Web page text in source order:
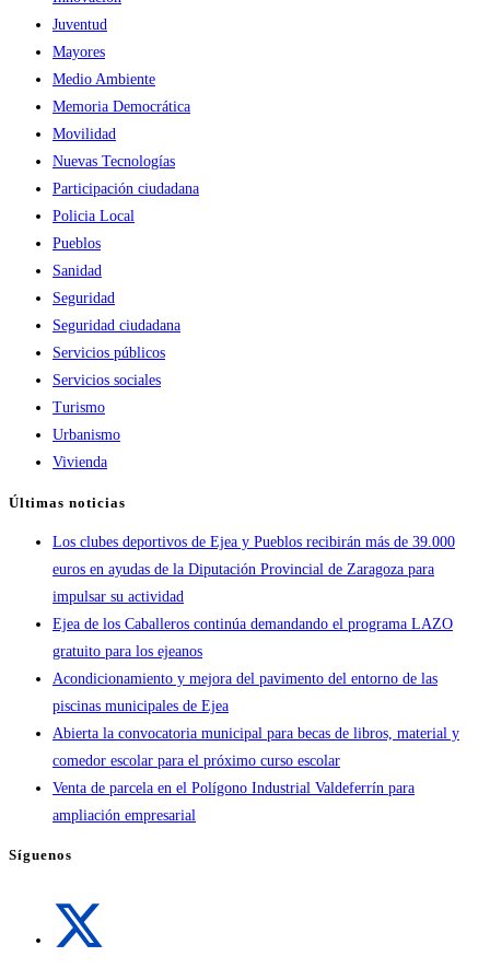
Juventud
Mayores
Medio Ambiente
Memoria Democrática
Movilidad
Nuevas Tecnologías
Participación ciudadana
Policia Local
Pueblos
Sanidad
Seguridad
Seguridad ciudadana
Servicios públicos
Servicios sociales
Turismo
Urbanismo
Vivienda
Últimas noticias
Los clubes deportivos de Ejea y Pueblos recibirán más de 39.000
euros en ayudas de la Diputación Provincial de Zaragoza para
impulsar su actividad
Ejea de los Caballeros continúa demandando el programa LAZO
gratuito para los ejeanos
Acondicionamiento y mejora del pavimento del entorno de las
piscinas municipales de Ejea
Abierta la convocatoria municipal para becas de libros, material y
comedor escolar para el próximo curso escolar
Venta de parcela en el Polígono Industrial Valdeferrín para
ampliación empresarial
Síguenos